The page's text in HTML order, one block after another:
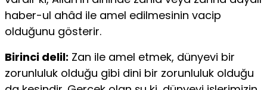
haber-ul ahâd ile amel edilmesinin vacip
olduğunu gösterir.
Birinci delil: Zan ile amel etmek, dünyevi bir
zorunluluk olduğu gibi dini bir zorunluluk olduğu